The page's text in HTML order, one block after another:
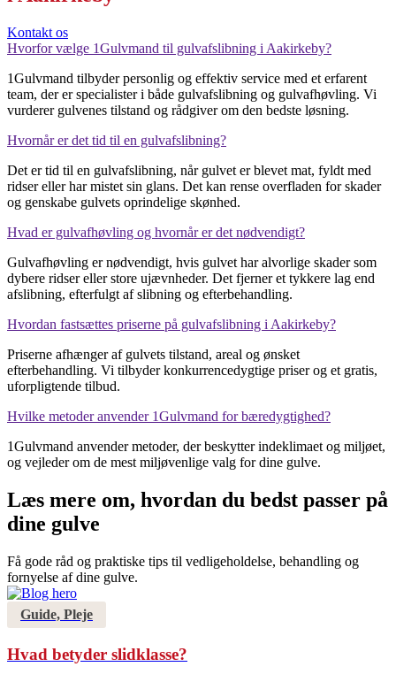
Kontakt os
Hvorfor vælge 1Gulvmand til gulvafslibning i Aakirkeby?
1Gulvmand tilbyder personlig og effektiv service med et erfarent
team, der er specialister i både gulvafslibning og gulvafhøvling. Vi
vurderer gulvenes tilstand og rådgiver om den bedste løsning.
Hvornår er det tid til en gulvafslibning?
Det er tid til en gulvafslibning, når gulvet er blevet mat, fyldt med
ridser eller har mistet sin glans. Det kan rense overfladen for skader
og genskabe gulvets oprindelige skønhed.
Hvad er gulvafhøvling og hvornår er det nødvendigt?
Gulvafhøvling er nødvendigt, hvis gulvet har alvorlige skader som
dybere ridser eller store ujævnheder. Det fjerner et tykkere lag end
afslibning, efterfulgt af slibning og efterbehandling.
Hvordan fastsættes priserne på gulvafslibning i Aakirkeby?
Priserne afhænger af gulvets tilstand, areal og ønsket
efterbehandling. Vi tilbyder konkurrencedygtige priser og et gratis,
uforpligtende tilbud.
Hvilke metoder anvender 1Gulvmand for bæredygtighed?
1Gulvmand anvender metoder, der beskytter indeklimaet og miljøet,
og vejleder om de mest miljøvenlige valg for dine gulve.
Læs mere om, hvordan du bedst passer på
dine gulve
Få gode råd og praktiske tips til vedligeholdelse, behandling og
fornyelse af dine gulve.
Guide, Pleje
Hvad betyder slidklasse?